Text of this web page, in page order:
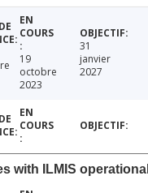
19
octobre
2023
31
janvier
2027
with ILMIS operational